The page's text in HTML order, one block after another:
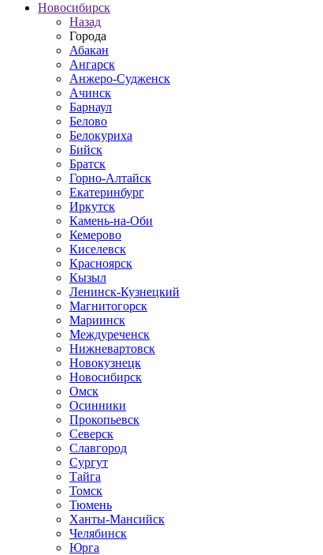
Новосибирск
Назад
Города
Абакан
Ангарск
Анжеро-Судженск
Ачинск
Барнаул
Белово
Белокуриха
Бийск
Братск
Горно-Алтайск
Екатеринбург
Иркутск
Камень-на-Оби
Кемерово
Киселевск
Красноярск
Кызыл
Ленинск-Кузнецкий
Магнитогорск
Мариинск
Междуреченск
Нижневартовск
Новокузнецк
Новосибирск
Омск
Осинники
Прокопьевск
Северск
Славгород
Сургут
Тайга
Томск
Тюмень
Ханты-Мансийск
Челябинск
Юрга